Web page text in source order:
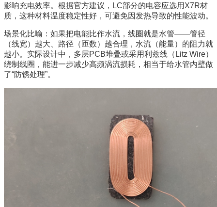
影响充电效率。根据官方建议，LC部分的电容应选用X7R材
质，这种材料温度稳定性好，可避免因发热导致的性能波动。
场景化比喻：如果把电能比作水流，线圈就是水管——管径
（线宽）越大、路径（匝数）越合理，水流（能量）的阻力就
越小。实际设计中，多层PCB堆叠或采用利兹线（Litz Wire）
绕制线圈，能进一步减少高频涡流损耗，相当于给水管内壁做
了“防锈处理”。